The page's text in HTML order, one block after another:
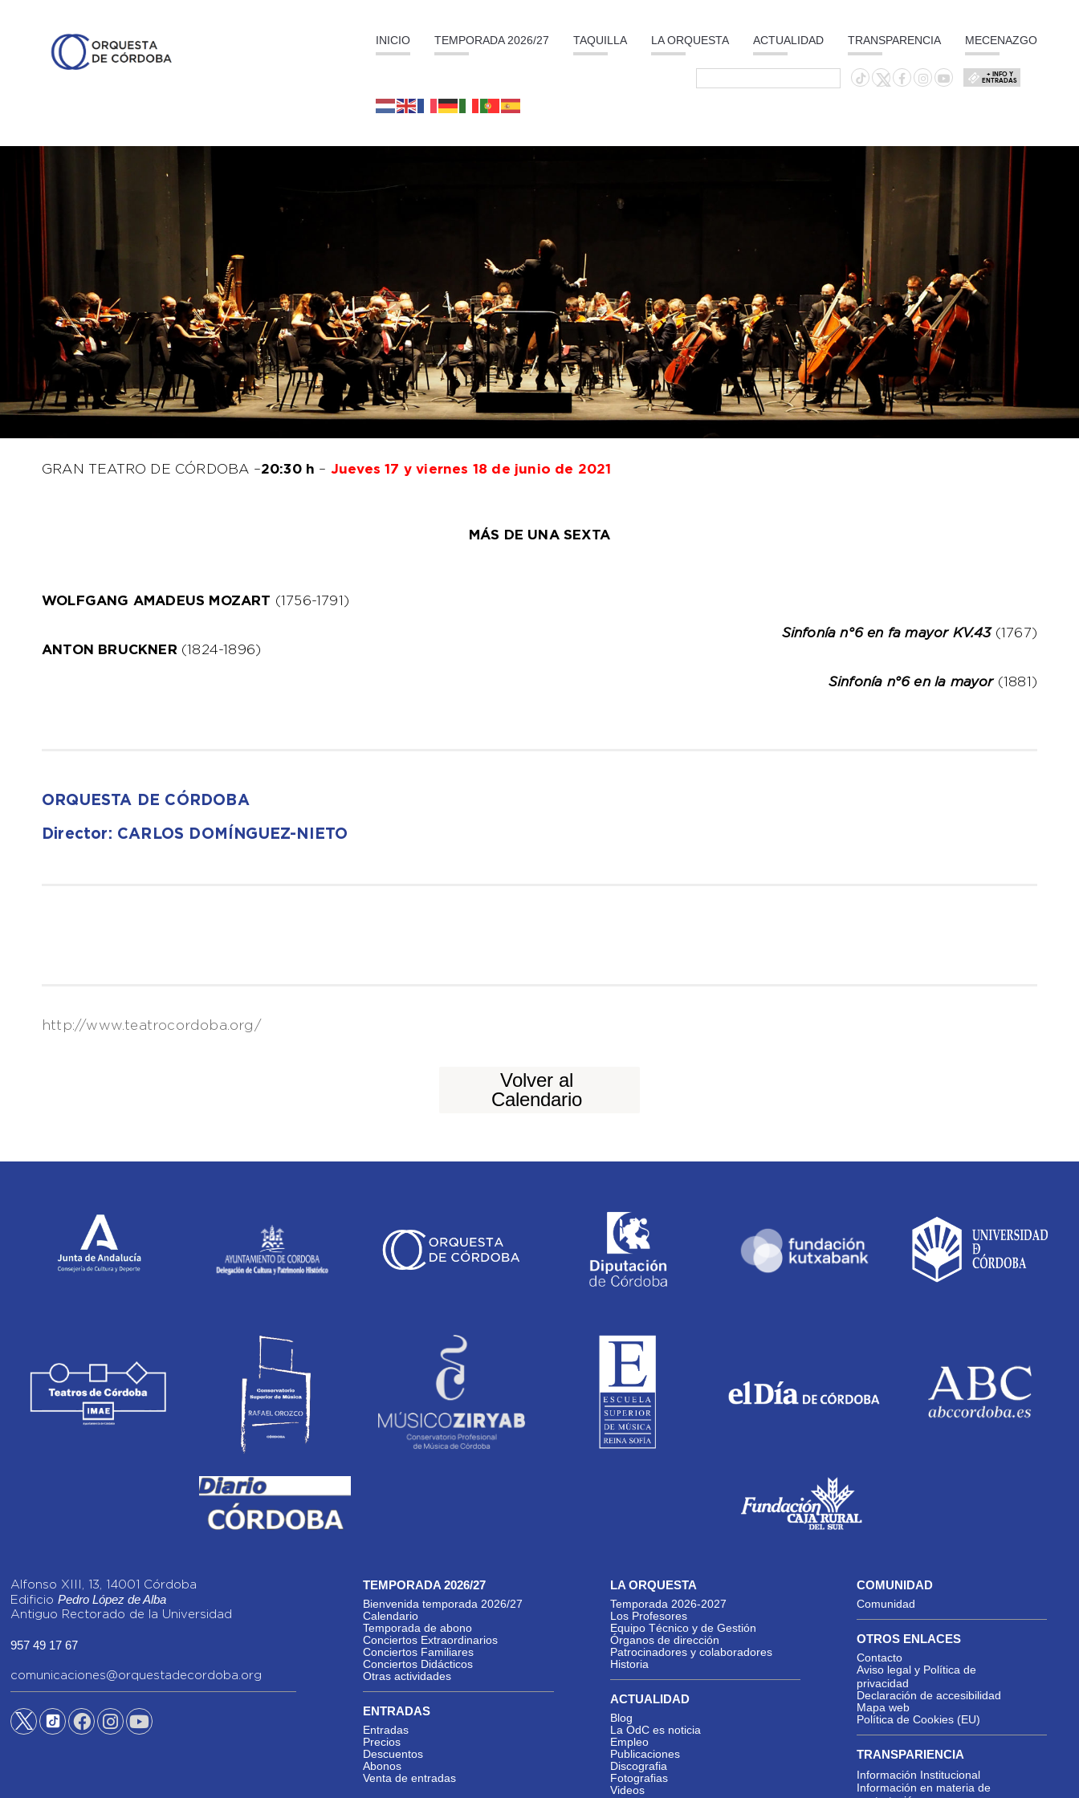
INICIO TEMPORADA 2026/27 TAQUILLA LA ORQUESTA ACTUALIDAD TRANSPARENCIA MECENAZGO
+ INFO Y
ENTRADAS
GRAN TEATRO DE CÓRDOBA –20:30 h – Jueves 17 y viernes 18 de junio de 2021
MÁS DE UNA SEXTA
WOLFGANG AMADEUS MOZART (1756-1791)
Sinfonía n°6 en fa mayor KV.43 (1767)
ANTON BRUCKNER(1824-1896)
Sinfonía n°6 en la mayor(1881)
ORQUESTA DE CÓRDOBA
Director: CARLOS DOMÍNGUEZ-NIETO
http://www.teatrocordoba.org/
Volver al
Calendario
Alfonso XIII, 13, 14001 Córdoba
EdificioPedro López de Alba
Antiguo Rectorado de la Universidad
957 49 17 67
comunicaciones@orquestadecordoba.org
TEMPORADA 2026/27
Bienvenida temporada 2026/27
Calendario
Temporada de abono
Conciertos Extraordinarios
Conciertos Familiares
Conciertos Didácticos
Otras actividades
ENTRADAS
Entradas
Precios
Descuentos
Abonos
Venta de entradas
LA ORQUESTA
Temporada 2026-2027
Los Profesores
Equipo Técnico y de Gestión
Órganos de dirección
Patrocinadores y colaboradores
Historia
ACTUALIDAD
Blog
La OdC es noticia
Empleo
Publicaciones
Discografia
Fotografias
Videos
COMUNIDAD
Comunidad
OTROS ENLACES
Contacto
Aviso legal y Política de
privacidad
Declaración de accesibilidad
Mapa web
Política de Cookies (EU)
TRANSPARIENCIA
Información Institucional
Información en materia de